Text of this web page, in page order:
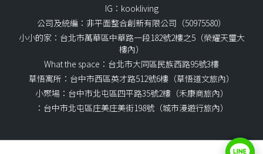
IG：kookliving
公司及統編：非平面整合創新有限公司（50975580）
小小的家：台北市萬華區中華路一段182號2樓之5（榮耀天璽大
樓內）
What the space：台北市大同區民族西路95號3樓
草悟寓所：台中市西區英才路512號6樓（草悟道文旅內）
小聚場：台中市北屯區四平路35號2樓（禾康商旅內）
：台中市北屯區庄美庄美街198號（城市漫遊行旅內）